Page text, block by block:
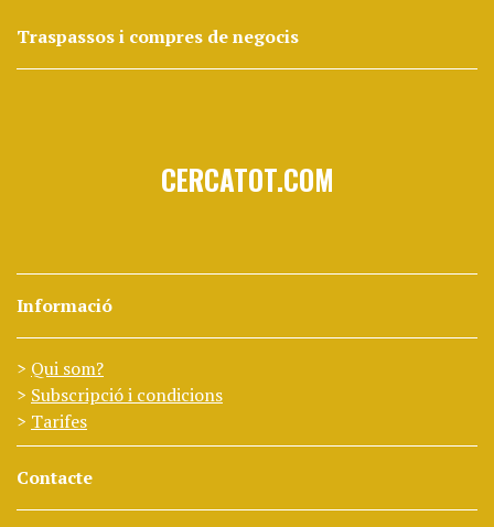
Traspassos i compres de negocis
CERCATOT.COM
Informació
Qui som?
Subscripció i condicions
Tarifes
Contacte